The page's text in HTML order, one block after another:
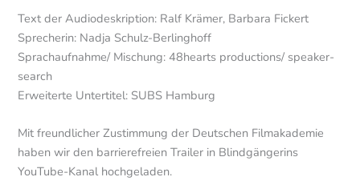
Text der Audiodeskription: Ralf Krämer, Barbara Fickert
Sprecherin: Nadja Schulz-Berlinghoff
Sprachaufnahme/ Mischung: 48hearts productions/ speaker-
search
Erweiterte Untertitel: SUBS Hamburg
Mit freundlicher Zustimmung der Deutschen Filmakademie
haben wir den barrierefreien Trailer in Blindgängerins
YouTube-Kanal hochgeladen.